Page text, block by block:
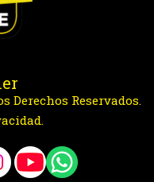
Derechos Reservados.